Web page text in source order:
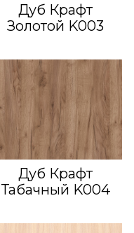
Дуб Крафт
Золотой K003
Дуб Крафт
Табачный K004